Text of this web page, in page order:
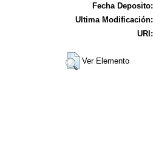
Fecha Deposito:
Ultima Modificación:
URI:
Ver Elemento